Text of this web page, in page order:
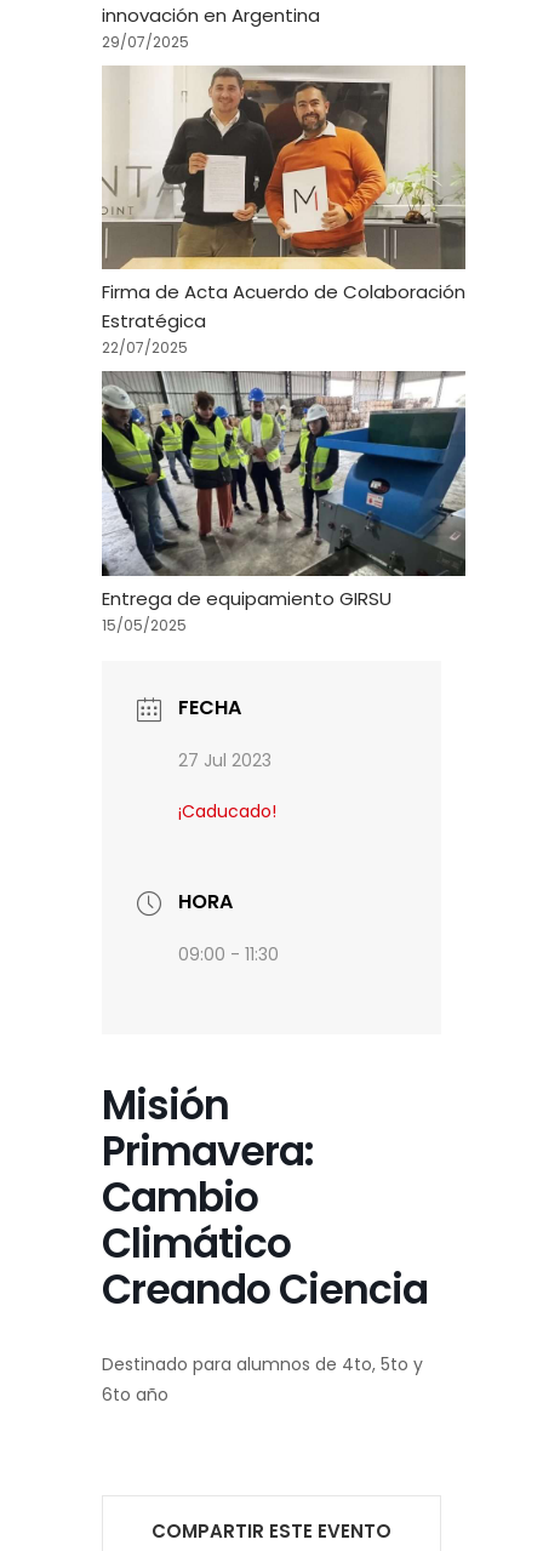
innovación en Argentina
29/07/2025
Firma de Acta Acuerdo de Colaboración
Estratégica
22/07/2025
Entrega de equipamiento GIRSU
15/05/2025
FECHA
27 Jul 2023
¡Caducado!
HORA
09:00 - 11:30
Misión
Primavera:
Cambio
Climático
Creando Ciencia
Destinado para alumnos de 4to, 5to y
6to año
COMPARTIR ESTE EVENTO